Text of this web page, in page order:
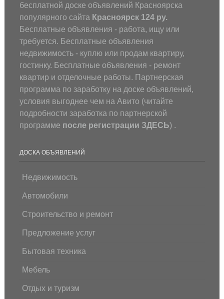
бесплатной доске объявлений Красноярска
популярного сайта Красноярск 124 ру.
Бесплатные объявления - работа, ищу или
требуется. Бесплатные объявления
недвижимость - куплю или продам квартиру,
гостинку. Бесплатные объявления - ремонт
квартир и отделочные работы. Партнерская
программа по заработку на доске объявлений,
условия выгоднее чем на Авито (читайте
подробности заработка по партнерской
программе после регистрации ЗДЕСЬ) .
ДОСКА ОБЪЯВЛЕНИЙ
Недвижимость
Автомобили
Строительство и ремонт
Предложение услуг
Бытовая техника
Мебель
Отдых и туризм